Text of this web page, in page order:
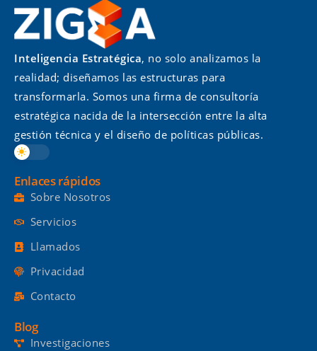
Inteligencia Estratégica, no solo analizamos la
realidad; diseñamos las estructuras para
transformarla. Somos una firma de consultoría
estratégica nacida de la intersección entre la alta
gestión técnica y el diseño de políticas públicas.
Enlaces rápidos
Sobre Nosotros
Servicios
Llamados
Privacidad
Contacto
Blog
Investigaciones